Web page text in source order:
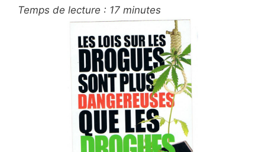
Temps de lecture : 17 minutes